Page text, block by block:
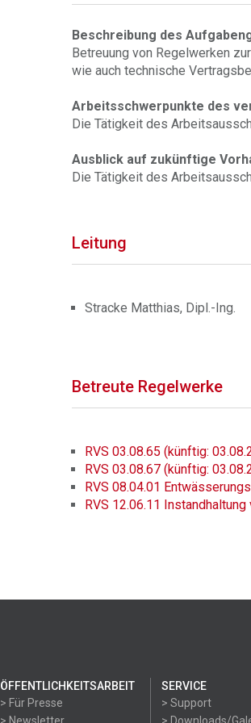
Beschreibung des
Betreuung von Regelwerken
wie auch technische
Arbeitsschwerpunkte des
Die Tätigkeit des
Ausblick auf zukünftige
Die Tätigkeit des
Leitung
Stracke Matthias, Dipl.-Ing.
Betreute Regelwerke
RVS 03.08.65 (künftig:
RVS 03.08.67 (künftig:
RVS 08.04.01
RVS 12.06.11
ÖFFENTLICHKEITSARBEIT
> Für Presse
SERVICE
> Support